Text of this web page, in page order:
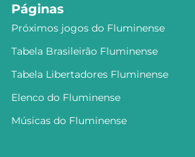
Páginas
Próximos jogos do Fluminense
Tabela Brasileirão Fluminense
Tabela Libertadores Fluminense
Elenco do Fluminense
Músicas do Fluminense